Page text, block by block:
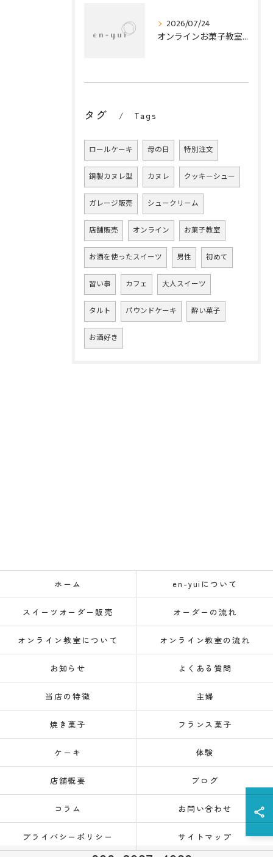
2026/07/24
オンラインお菓子教室で贈る心に残るプレゼント体験と選び方のポイント
タグ Tags
ロールケーキ 母の日 特別注文
銅製カヌレ型 カヌレ クッキーシュー
ガレージ販売 シュークリーム
店舗販売 オンライン お菓子教室
お酒を使ったスイーツ 男性 初めて
習い事 カフェ 大人スイーツ
タルト パウンドケーキ 酔い菓子
お酒好き
ホーム en-yuiについて
スイーツオーダー販売 オーダーの流れ
オンライン教室について オンライン教室の流れ
お知らせ よくある質問
当店の特徴 主婦
焼き菓子 フランス菓子
ケーキ 体験
店舗概要 ブログ
コラム お問い合わせ
プライバシーポリシー サイトマップ